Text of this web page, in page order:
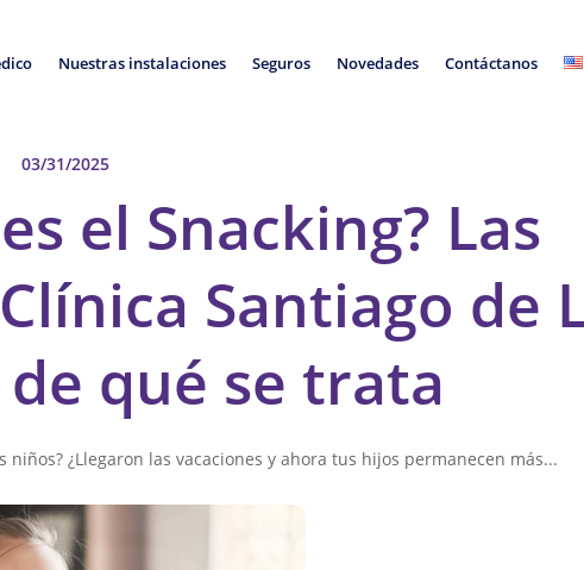
Nuestras instalaciones Seguros Novedades Contáctanos
03/31/2025
el Snacking? Las
Santiago de
qué se trata
¿Llegaron las vacaciones y ahora tus hijos permanecen más...